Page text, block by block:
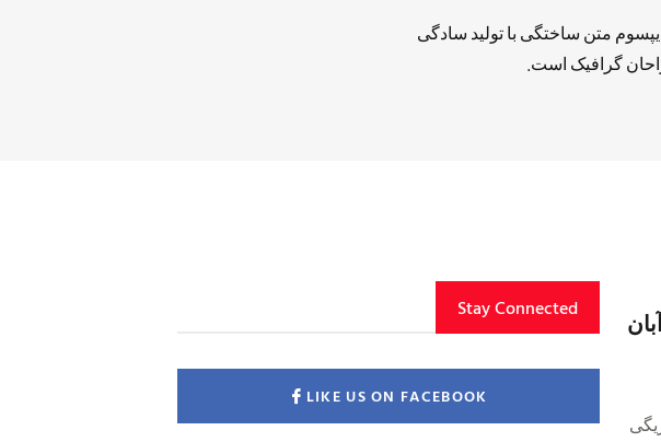
متن ساختگی با تولید سادگی
گرافیک است.
پدر در تظاهرات ۱۳ آبان
Stay Connected
LIKE US ON FACEBOOK